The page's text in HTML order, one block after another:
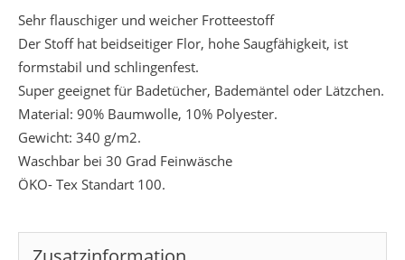
Sehr flauschiger und weicher Frotteestoff
Der Stoff hat beidseitiger Flor, hohe Saugfähigkeit, ist
formstabil und schlingenfest.
Super geeignet für Badetücher, Bademäntel oder Lätzchen.
Material: 90% Baumwolle, 10% Polyester.
Gewicht: 340 g/m2.
Waschbar bei 30 Grad Feinwäsche
ÖKO- Tex Standart 100.